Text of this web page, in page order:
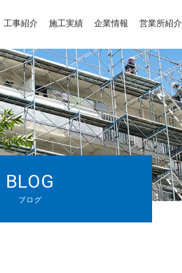
工事紹介 施工実績 企業情報 営業所紹介
BLOG